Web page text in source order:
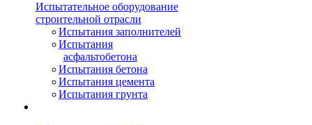
Испытательное оборудование
строительной отрасли
Испытания заполнителей
Испытания
асфальтобетона
Испытания бетона
Испытания цемента
Испытания грунта